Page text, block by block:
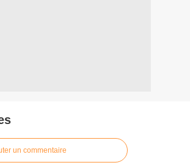
un commentaire